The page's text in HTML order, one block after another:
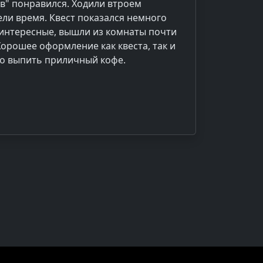
понравился. Ходили втроем
время. Квест показался немного
вышли из комнаты почти
оформление как квеста, так и
выпить приличный кофе.